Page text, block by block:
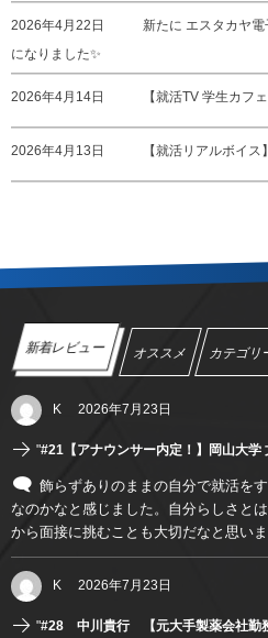
2026年4月22日
新たに エスタカヤ
になりました✨
2026年4月14日 【就活TV 学生カフ
2026年4月13日 【就活リアルボイス
新着レビュー オススメ カテゴリ
K 2026年7月23日
"#21【アナウンサー内定！】岡山大
飾らずありのままの自分で就活を
なのかなと感じました。自分らしさと
から面接に挑むことも大切だなと思い
K 2026年7月23日
"#28 中川貴行 【元大手製薬会社勤